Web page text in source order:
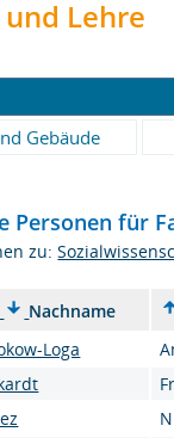
Lehre
Gebäude
Personen für
zu:
Nachname
Loga